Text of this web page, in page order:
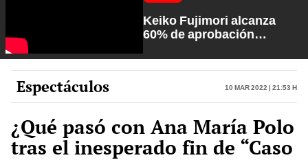
Keiko Fujimori alcanza
60% de aprobación
Rosa María Palacios
Espectáculos 10 Mar 2022 | 21:53 h
¿Qué pasó con Ana María Polo
tras el inesperado fin de “Caso